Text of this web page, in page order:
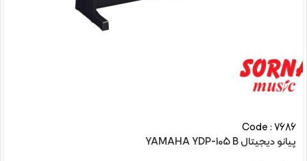
Code : 7686
پیانو دیجیتال YAMAHA YDP-105 B